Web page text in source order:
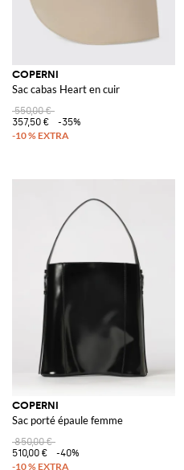
COPERNI
Sac cabas Heart en cuir
550,00 €
357,50 €
-35%
COPERNI
Sac porté épaule femme
850,00 €
510,00 €
-40%